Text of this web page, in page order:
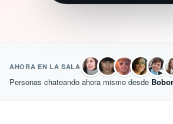
AHORA EN LA SALA
Personas chateando ahora mismo desde